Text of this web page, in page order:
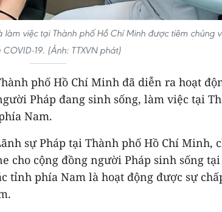
việc tại Thành phố Hồ Chí Minh được tiêm chủng
19. (Ảnh: TTXVN phát)
phố Hồ Chí Minh đã diễn ra hoạt
Pháp đang sinh sống, làm việc tại
Nam.
sự Pháp tại Thành phố Hồ Chí Minh,
cho cộng đồng người Pháp sinh sống tại
tỉnh phía Nam là hoạt động được sự